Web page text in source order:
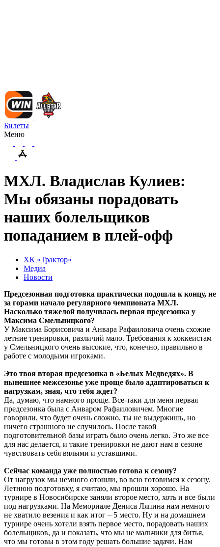
Билеты
Меню
МХЛ. Владислав Кулиев:
Мы обязаны порадовать
наших болельщиков
попаданием в плей-офф
ХК «Трактор»
Медиа
Новости
Предсезонная подготовка практически подошла к концу, не
за горами начало регулярного чемпионата МХЛ.
Насколько тяжелой получилась первая предсезонка у
Максима Смельницкого?
У Максима Борисовича и Анвара Рафаиловича очень схожие
летние тренировки, различий мало. Требования к хоккеистам
у Смельницкого очень высокие, что, конечно, правильно в
работе с молодыми игроками.
Это твоя вторая предсезонка в «Белых Медведях». В
нынешнее межсезонье уже проще было адаптироваться к
нагрузкам, зная, что тебя ждет?
Да, думаю, что намного проще. Все-таки для меня первая
предсезонка была с Анваром Рафаиловичем. Многие
говорили, что будет очень сложно, ты не выдержишь, но
ничего страшного не случилось. После такой
подготовительной базы играть было очень легко. Это же все
для нас делается, и такие тренировки не дают нам в сезоне
чувствовать себя вялыми и уставшими.
Сейчас команда уже полностью готова к сезону?
От нагрузок мы немного отошли, во всю готовимся к сезону.
Летнюю подготовку, я считаю, мы прошли хорошо. На
турнире в Новосибирске заняли второе место, хоть и все были
под нагрузками. На Мемориале Дениса Ляпина нам немного
не хватило везения и как итог – 5 место. Ну и на домашнем
турнире очень хотели взять первое место, порадовать наших
болельщиков, да и показать, что мы не мальчики для битья,
что мы готовы в этом году решать большие задачи. Нам